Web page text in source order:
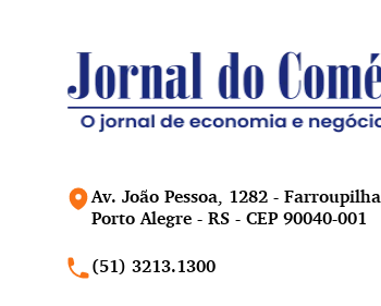
Av. João Pessoa, 1282 - Farroupilha
Porto Alegre - RS - CEP 90040-001
(51) 3213.1300